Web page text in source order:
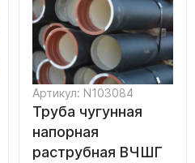
Артикул: N103084
Труба чугунная
напорная
раструбная ВЧШГ